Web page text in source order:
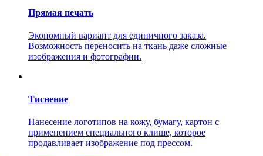
Прямая печать
Экономный вариант для единичного заказа.
Возможность переносить на ткань даже сложные
изображения и фотографии.
Тиснение
Нанесение логотипов на кожу, бумагу, картон с
применением специального клише, которое
продавливает изображение под прессом.